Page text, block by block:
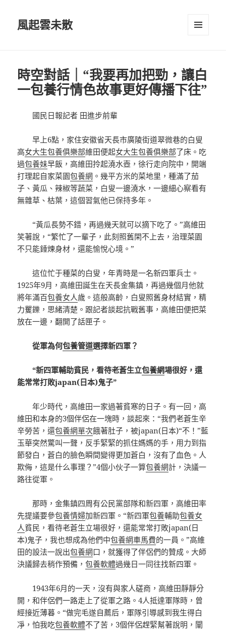
風起雲未散
時空對話｜“我要再加把勁，讓白
一包養行情色故事更好傳播下往”
國民日報記者 田進步前輩
早上6點，家住安徽省天長市廣陵街道翠微巷的白叟
高女大生包養俱樂部維田便起女大生包養俱樂部了床。吃
過包養妹早飯，高維田拎起澆水壺，徐行走向院中，開端
打理起自家菜園包養網 。幾平方米的菜地里，種滿了茄
子、黃瓜、辣椒等蔬菜，白叟一邊澆水，一邊細心察看有
無雜草、枯葉，這個習氣他已保持多年。
“黃瓜長勢不錯，再過幾天就可以摘下吃了。”高維田
笑著說，“繁忙了一輩子，此刻照舊閑不上去，治理菜園
不只能錘煉身材，還能愉悅心境。”
這位忙于種菜的白叟，年青時是一名新四軍兵士。
1925年9月，高維田誕生在天長金集鎮，再過幾個月他就
將年滿百包養女人歲。這般高齡，白叟照舊身材結實，精
力矍鑠，思緒清楚。跟記者談起抗戰舊事，高維田便把菜
放在一邊，翻開了話匣子。
從軍為何包養管道選擇新四軍？
“新四軍輔助貧民，看待老蒼生立包養網場很好，還
能常常打敗japan(日本)鬼子”
年少時代，高維田一家過著貧寒的日子。有一回，高
維田和本身的3個伴侶在一塊時，談起來：“我們老蒼生辛
辛勞苦，還包養網單次餓著肚子，被japan(日本)“不！”藍
玉華突然驚叫一聲，反手緊緊的抓住媽媽的手，用力到指
節發白，蒼白的臉色瞬間變得更加蒼白，沒有了血色。人
欺侮，這是什么事理？”4個小伙子一算包養網計，決議一
路往從軍。
那時，金集鎮四周有公民黨部隊和新四軍，高維田率
先提議要參包養情婦加新四軍。“新四軍包養輔助包養女
人貧民，看待老蒼生立場很好，還能常常打敗japan(日
本)鬼子，我也想成為他們中包養網車馬費的一員。”高維
田的設法一說出包養網口，就獲得了伴侶們的贊成。大師
決議歸去稍作預備，包養軟體過幾日一同往找新四軍。
1943年6月的一天，沒有與家人磋商，高維田靜靜分
開，和伴侶們一路走上了從軍之路。4人抵達軍隊時，曾
經接近薄暮。“做完毛遂自薦后，軍隊引導感到我生得白
凈，怕我吃包養軟體不了苦，3個伴侶趕緊幫著說明，闡